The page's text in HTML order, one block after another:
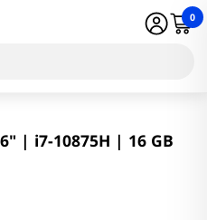
0
| i7-10875H | 16 GB